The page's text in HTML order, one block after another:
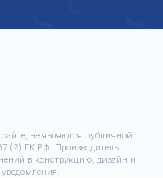
не являются публичной
(2) ГК РФ. Производитель
в конструкцию, дизайн и